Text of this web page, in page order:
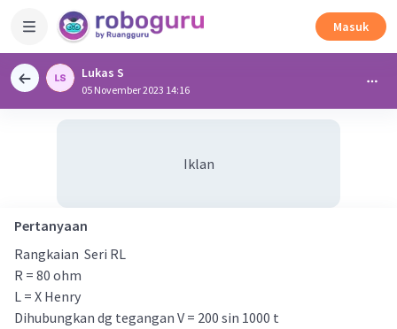
Masuk
Lukas S
05 November 2023 14:16
Iklan
Pertanyaan
Rangkaian Seri RL
R = 80 ohm
L = X Henry
Dihubungkan dg tegangan V = 200 sin 1000 t